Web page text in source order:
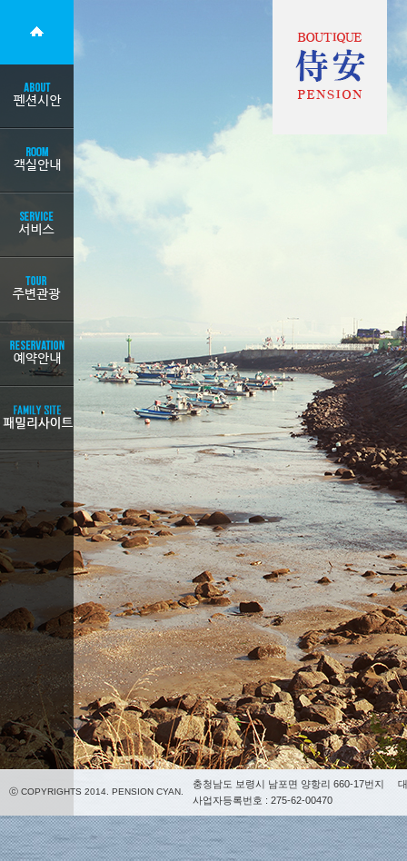
ⓒ COPYRIGHTS 2014. PENSION CYAN.
충청남도 보령시 남포면 양항리 660-17번지
사업자등록번호 : 275-62-00470